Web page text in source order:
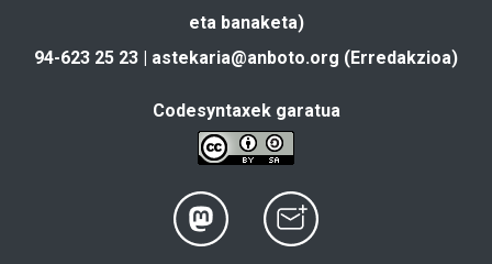
eta banaketa)
94-623 25 23 | astekaria@anboto.org (Erredakzioa)
Codesyntaxek garatua